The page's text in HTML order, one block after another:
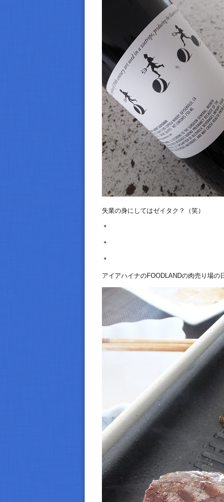
失業の身にしてはゼイタク？（笑）
＊
＊
＊
アイアハイナのFOODLANDの肉売り場の